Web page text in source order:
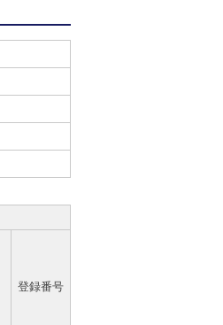
登録番号